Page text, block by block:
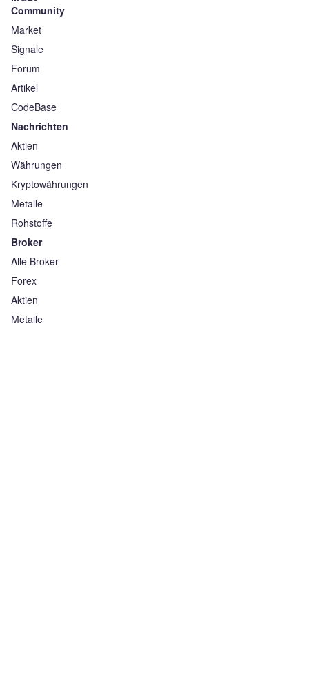
Community
Market
Signale
Forum
Artikel
CodeBase
Nachrichten
Aktien
Währungen
Kryptowährungen
Metalle
Rohstoffe
Broker
Alle Broker
Forex
Aktien
Metalle